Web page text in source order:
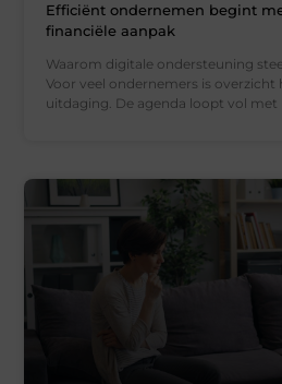
Efficiënt ondernemen begint
financiële aanpak
Waarom digitale ondersteuning
Voor veel ondernemers is overzicht
uitdaging. De agenda loopt vol met